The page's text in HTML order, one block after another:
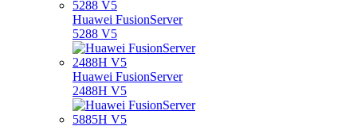
Huawei FusionServer
5288 V5
Huawei FusionServer
2488H V5